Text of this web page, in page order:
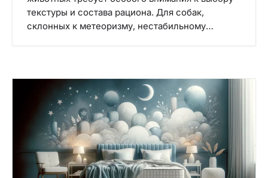
текстуры и состава рациона. Для собак,
склонных к метеоризму, нестабильному…